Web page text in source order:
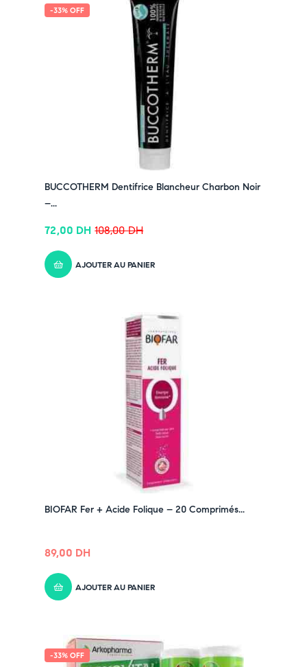
✔ Pour découvrir nos offres et promotions du
✔ Suivez-nous sur TikTok – cliquez ici
✔ Rejoignez-nous sur Instagram –
-33% OFF
BUCCOTHERM Dentifrice Blancheur Charbon Noir
–...
108,00DH
72,00 DH
AJOUTER AU PANIER
BIOFAR Fer + Acide Folique – 20 Comprimés...
89,00 DH
AJOUTER AU PANIER
-33% OFF